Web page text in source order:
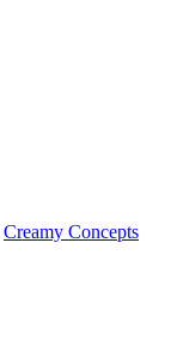
Creamy Concepts